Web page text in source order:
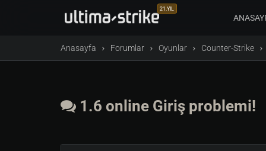
21.YIL
Anasayfa Forumlar Oyunlar Counter-Strike
1.6 online Giriş problemi!